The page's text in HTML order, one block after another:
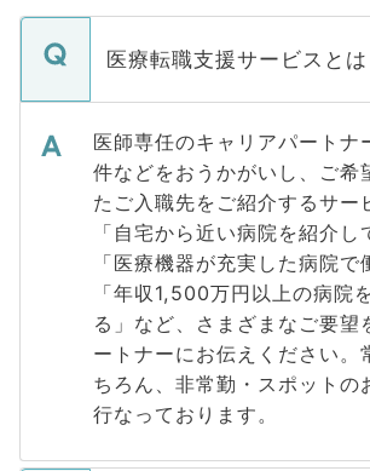
医療転職支援サービスとは
医師専任のキャリアパートナ
件などをおうかがいし、ご希
たご入職先をご紹介するサー
「自宅から近い病院を紹介し
「医療機器が充実した病院で
「年収1,500万円以上の病院
る」など、さまざまなご要望
ートナーにお伝えください。
ちろん、非常勤・スポットの
行なっております。